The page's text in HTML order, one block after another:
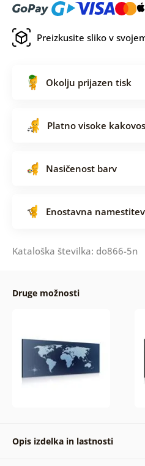
Preizkusite sliko v
Okolju prijazen tisk
Platno visoke
Nasičenost barv
Enostavna namestitev
Kataloška številka: do866-5n
Druge možnosti
Opis izdelka in lastnosti